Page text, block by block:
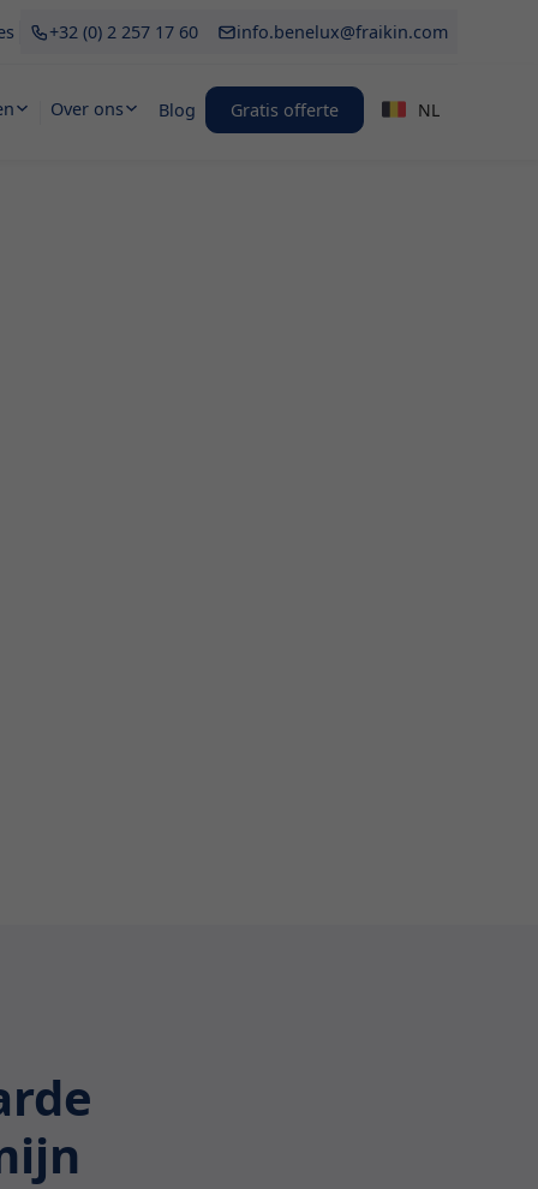
+32 (0) 2 257 17 60 info.benelux@fraikin.com
Over ons Blog Gratis offerte NL